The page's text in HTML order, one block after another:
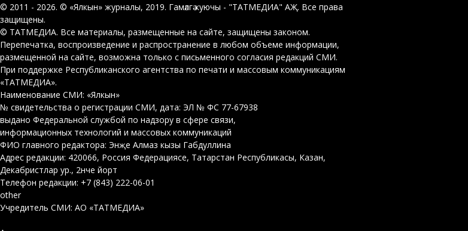
© 2011 - 2026. © «Ялкын» журналы, 2019. Гамәлгә куючы - "ТАТМЕДИА" АҖ. Все права
защищены.
© ТАТМЕДИА. Все материалы, размещенные на сайте, защищены законом.
Перепечатка, воспроизведение и распространение в любом объеме информации,
размещенной на сайте, возможна только с письменного согласия редакций СМИ.
При поддержке Республиканского агентства по печати и массовым коммуникациям
«ТАТМЕДИА».
Наименование СМИ: «Ялкын»
№ свидетельства о регистрации СМИ, дата: ЭЛ № ФС 77-67938
выдано Федеральной службой по надзору в сфере связи,
информационных технологий и массовых коммуникаций
ФИО главного редактора: Энҗе Алмаз кызы Габдуллина
Адрес редакции: 420066, Россия Федерациясе, Татарстан Республикасы, Казан,
Декабристлар ур., 2нче йорт
Телефон редакции: +7 (843) 222-06-01
other
Учредитель СМИ: АО «ТАТМЕДИА»